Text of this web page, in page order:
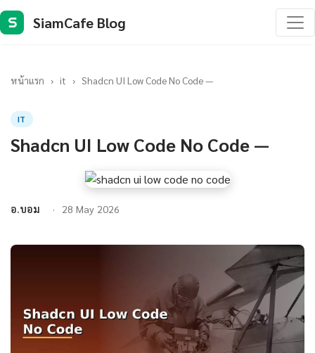
S SiamCafe Blog
หน้าแรก › it › Shadcn UI Low Code No Code —
IT
Shadcn UI Low Code No Code —
อ.บอม 28 May 2026